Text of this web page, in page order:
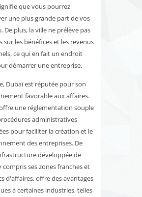
que vous pourrez
une plus grande part de vos
De plus, la ville ne prélève pas
sur les bénéfices et les revenus
ce qui en fait un endroit
démarrer une entreprise.
Dubaï est réputée pour son
favorable aux affaires.
une réglementation souple
administratives
pour faciliter la création et le
des entreprises. De
développée de
compris ses zones franches et
d'affaires, offre des avantages
à certaines industries, telles